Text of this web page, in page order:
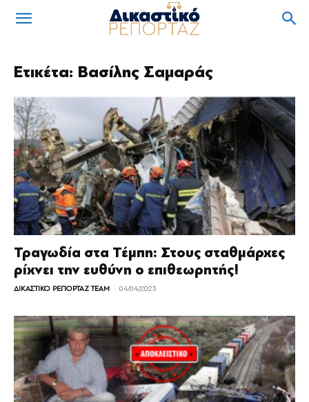
Ετικέτα: Βασίλης Σαμαράς
Τραγωδία στα Τέμπη: Στους σταθμάρχες
ρίχνει την ευθύνη ο επιθεωρητής!
ΔΙΚΑΣΤΙΚΟ ΡΕΠΟΡΤΑΖ TEAM - 04/04/2023